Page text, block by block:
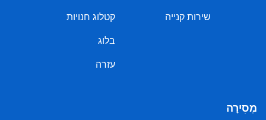
שירות קנייה קטלוג חנויות
בלוג
עזרה
מְסִירָה